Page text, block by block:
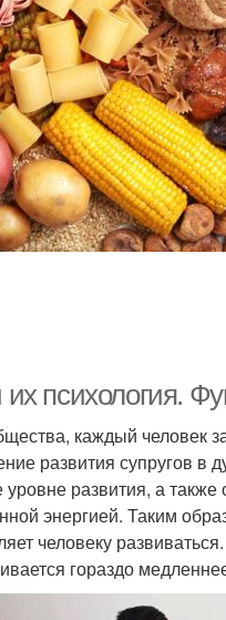
психология.
каждый человек
развития супругов
развития, а
энергией. Таким
человеку
гораздо